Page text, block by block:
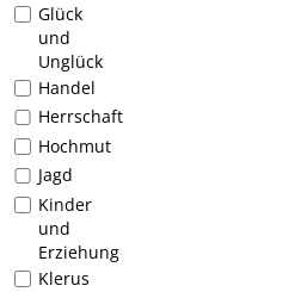
Glück
und
Unglück
Handel
Herrschaft
Hochmut
Jagd
Kinder
und
Erziehung
Klerus